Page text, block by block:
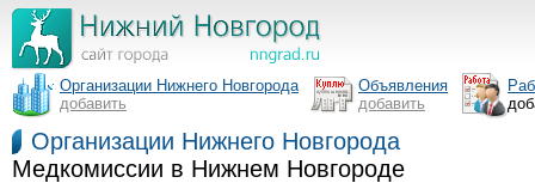
Организации Нижнего Новгорода
добавить
Объявления
добавить
Организации Нижнего Новгорода
Медкомиссии в Нижнем Новгороде